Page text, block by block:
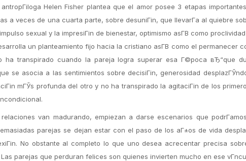
Helen Fisher plantea que el amor posee 3 etapas
a veces de una cuarta parte, sobre desuniГіn, que llevarГ­a al quiebre
sexual y la impresiГіn de bienestar, optimismo asГ­В­ como
un planteamiento fijo hacia la cristiano asГ­В­ como el permanecer
transpirado cuando la pareja logra superar esa Г©poca вЂ“que
se asocia a las sentimientos sobre decisiГіn, generosidad
mГЎs profunda del otro y no ha transpirado la agitaciГіn de los
van madurando, empiezan a darse escenarios que
parejas se dejan estar con el paso de los aГ±os de vida
No obstante al completo lo que uno desea acrecentar precisa
parejas que perduran felices son quienes invierten mucho en ese